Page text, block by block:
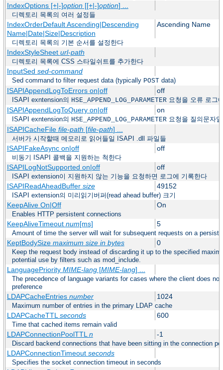
IndexOptions [+|-]option[[+|-]option] ...
디렉토리 목록의 여러 설정들
IndexOrderDefault Ascending|Descending
Name|Date|Size|Description
Ascending Name
디렉토리 목록의 기본 순서를 설정한다
IndexStyleSheet url-path
디렉토리 목록에 CSS 스타일쉬트를 추가한다
InputSed sed-command
Sed command to filter request data (typically POST data)
ISAPIAppendLogToErrors on|off off
ISAPI exntension의 HSE_APPEND_LOG_PARAMETER 요청을 오류 로그
ISAPIAppendLogToQuery on|off on
ISAPI exntension의 HSE_APPEND_LOG_PARAMETER 요청을 질의문자
ISAPICacheFile file-path [file-path] ...
서버가 시작할때 메모리로 읽어들일 ISAPI .dll 파일들
ISAPIFakeAsync on|off off
비동기 ISAPI 콜백을 지원하는 척한다
ISAPILogNotSupported on|off off
ISAPI extension이 지원하지 않는 기능을 요청하면 로그에 기록한다
ISAPIReadAheadBuffer size 49152
ISAPI extension의 미리읽기버퍼(read ahead buffer) 크기
KeepAlive On|Off On
Enables HTTP persistent connections
KeepAliveTimeout num[ms] 5
Amount of time the server will wait for subsequent requests on a
KeptBodySize maximum size in bytes 0
Keep the request body instead of discarding it up to the specified
potential use by filters such as mod_include.
LanguagePriority MIME-lang[MIME-lang] ...
The precedence of language variants for cases where the client does
preference
LDAPCacheEntries number 1024
Maximum number of entries in the primary LDAP cache
LDAPCacheTTL seconds 600
Time that cached items remain valid
LDAPConnectionPoolTTL n -1
Discard backend connections that have been sitting in the connection
LDAPConnectionTimeout seconds
Specifies the socket connection timeout in seconds